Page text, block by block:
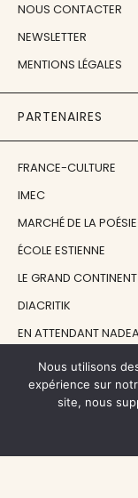
NOUS CONTACTER
NEWSLETTER
MENTIONS LÉGALES
PARTENAIRES
FRANCE-CULTURE
IMEC
MARCHÉ DE LA POÉSIE
ÉCOLE ESTIENNE
LE GRAND CONTINENT
DIACRITIK
EN ATTENDANT
NOS SOUTIENS
Nous utilisons
expérience sur
site, nous